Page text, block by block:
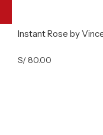
Instant Rose by
S/80.00